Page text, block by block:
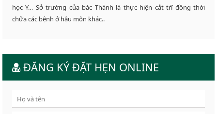
học Y… Sở trường của bác Thành là thực hiện cắt trĩ đồng thời
chữa các bệnh ở hậu môn khác..
ĐĂNG KÝ ĐẶT HẸN ONLINE